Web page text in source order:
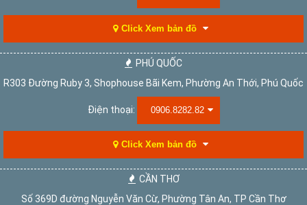
Click Xem bản đồ
PHÚ QUỐC
R303 Đường Ruby 3, Shophouse Bãi Kem, Phường An Thới, Phú Quốc
Điện thoại: 0906.8282.82
Click Xem bản đồ
CẦN THƠ
Số 369D đường Nguyễn Văn Cừ, Phường Tân An, TP Cần Thơ